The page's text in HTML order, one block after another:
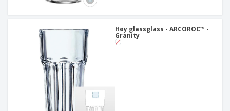
Høy glassglass - ARCOROC™ -
Granity